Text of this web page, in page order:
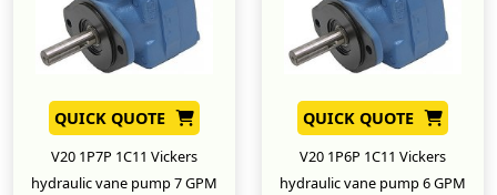
QUICK QUOTE
V20 1P7P 1C11 Vickers
hydraulic vane pump 7 GPM
QUICK QUOTE
V20 1P6P 1C11 Vickers
hydraulic vane pump 6 GPM